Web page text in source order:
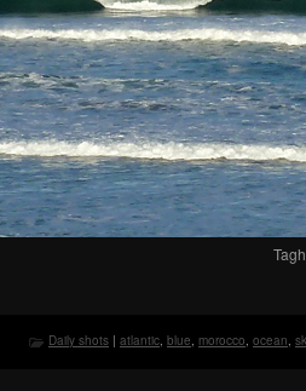
Daily shots | atlantic, blue, morocco, ocean,